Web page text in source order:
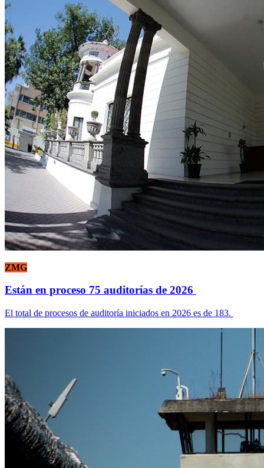
ZMG
Están en proceso 75 auditorías de 2026
El total de procesos de auditoría iniciados en 2026 es de 183.